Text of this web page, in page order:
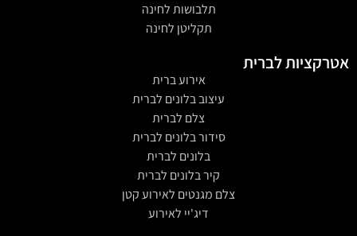
תלבושות לחינה
תקליטן לחינה
אטרקציות לברית
אירוע ברית
עיצוב בלונים לברית
צלם לברית
סידור בלונים לברית
בלונים לברית
קיר בלונים לברית
צלם מגנטים לאירוע קטן
דיג'יי לאירוע